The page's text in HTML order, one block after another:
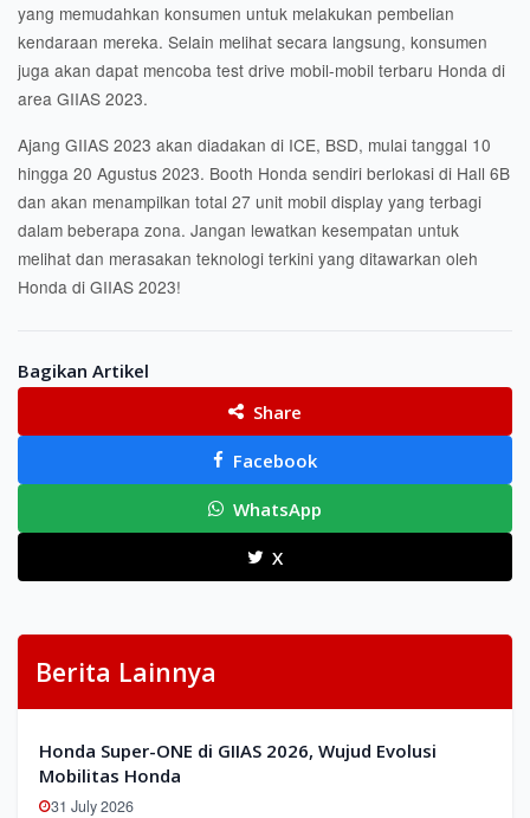
yang memudahkan konsumen untuk melakukan pembelian
kendaraan mereka. Selain melihat secara langsung, konsumen
juga akan dapat mencoba test drive mobil-mobil terbaru Honda di
area GIIAS 2023.
Ajang GIIAS 2023 akan diadakan di ICE, BSD, mulai tanggal 10
hingga 20 Agustus 2023. Booth Honda sendiri berlokasi di Hall 6B
dan akan menampilkan total 27 unit mobil display yang terbagi
dalam beberapa zona. Jangan lewatkan kesempatan untuk
melihat dan merasakan teknologi terkini yang ditawarkan oleh
Honda di GIIAS 2023!
Bagikan Artikel
Share
Facebook
WhatsApp
X
Berita Lainnya
Honda Super-ONE di GIIAS 2026, Wujud Evolusi
Mobilitas Honda
31 July 2026